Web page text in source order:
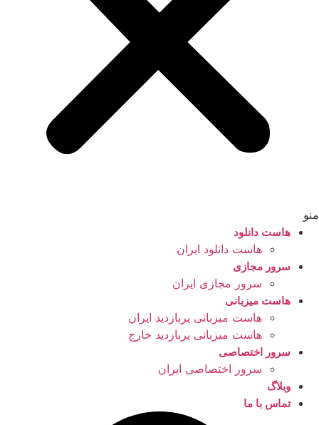
منو
هاست دانلود
هاست دانلود ایران
سرور مجازی
سرور مجازی ایران
هاست میزبانی
هاست میزبانی پربازدید ایران
هاست میزبانی پربازدید خارج
سرور اختصاصی
سرور اختصاصی ایران
وبلاگ
تماس با ما